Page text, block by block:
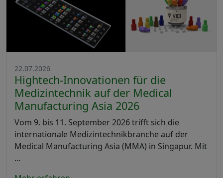
22.07.2026
Hightech-Innovationen für die
Medizintechnik auf der Medical
Manufacturing Asia 2026
Vom 9. bis 11. September 2026 trifft sich die
internationale Medizintechnikbranche auf der
Medical Manufacturing Asia (MMA) in Singapur. Mit
…